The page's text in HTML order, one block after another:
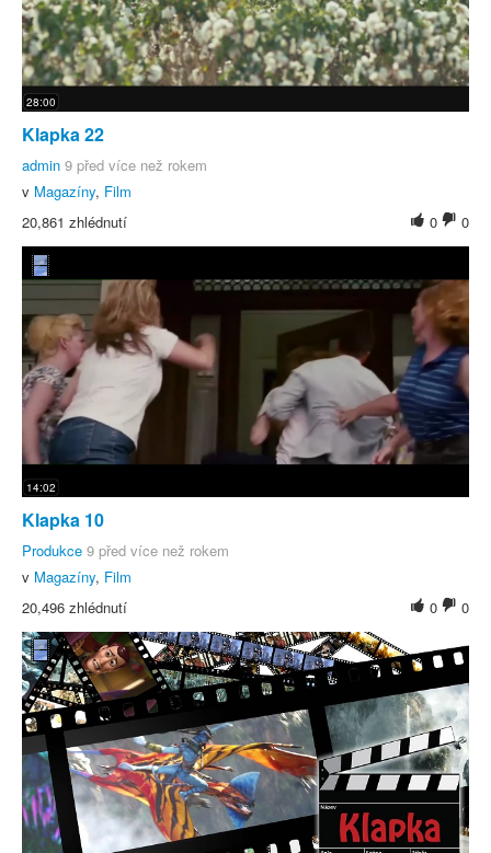
28:00
Klapka 22
admin 9 před více než rokem
v Magazíny, Film
0
0
20,861 zhlédnutí
14:02
Klapka 10
Produkce 9 před více než rokem
v Magazíny, Film
0
0
20,496 zhlédnutí